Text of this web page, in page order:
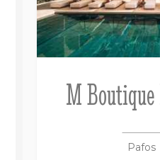
M
Pafos